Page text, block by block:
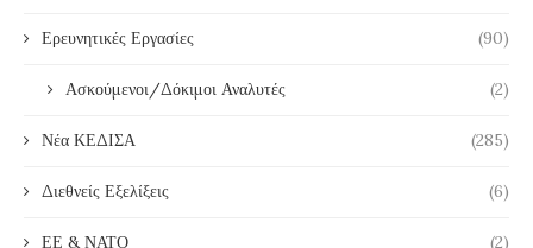
Ερευνητικές Εργασίες (90)
Ασκούμενοι/Δόκιμοι Αναλυτές (2)
Νέα ΚΕΔΙΣΑ (285)
Διεθνείς Εξελίξεις (6)
ΕΕ & ΝΑΤΟ (2)